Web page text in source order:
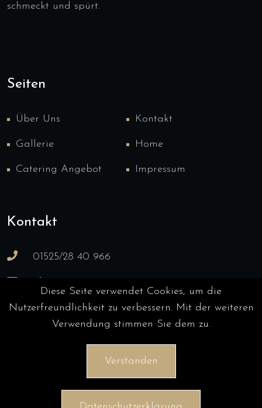
schmeckt und spürt.
Seiten
Über Uns Kontakt
Gallerie Home
Catering Angebot Impressum
Kontakt
01525/28 40 966
Falkensteig 38, 19322 Wittenberge
Diese Seite verwendet Cookies, um die
Nutzerfreundlichkeit zu verbessern. Mit der weiteren
Verwendung stimmen Sie dem zu.
Verstanden